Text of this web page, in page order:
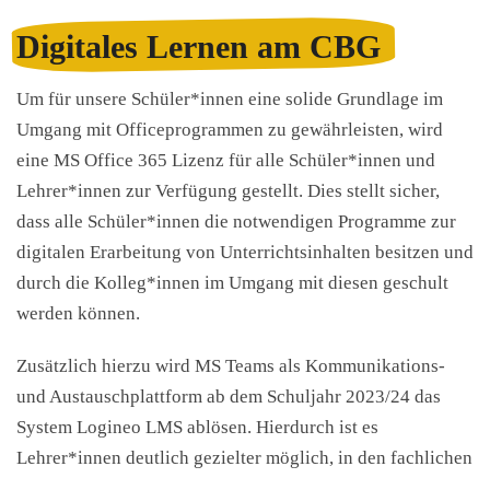
Digitales Lernen am CBG
Um für unsere Schüler*innen eine solide Grundlage im
Umgang mit Officeprogrammen zu gewährleisten, wird
eine MS Office 365 Lizenz für alle Schüler*innen und
Lehrer*innen zur Verfügung gestellt. Dies stellt sicher,
dass alle Schüler*innen die notwendigen Programme zur
digitalen Erarbeitung von Unterrichtsinhalten besitzen und
durch die Kolleg*innen im Umgang mit diesen geschult
werden können.
Zusätzlich hierzu wird MS Teams als Kommunikations-
und Austauschplattform ab dem Schuljahr 2023/24 das
System Logineo LMS ablösen. Hierdurch ist es
Lehrer*innen deutlich gezielter möglich, in den fachlichen